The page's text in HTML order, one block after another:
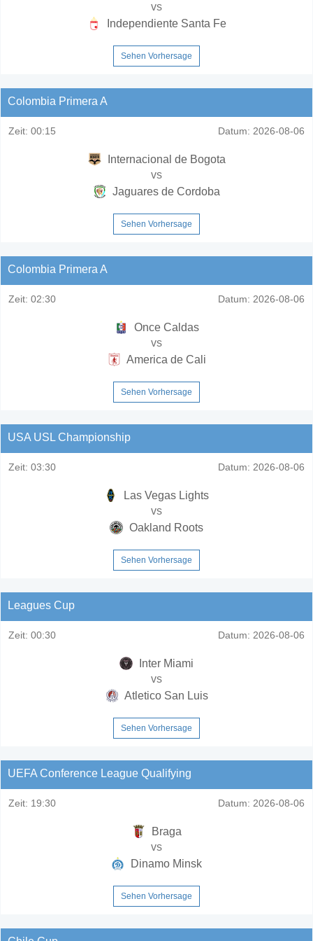
vs
Independiente Santa Fe
Sehen Vorhersage
Colombia Primera A
Zeit: 00:15 Datum: 2026-08-06
Internacional de Bogota
vs
Jaguares de Cordoba
Sehen Vorhersage
Colombia Primera A
Zeit: 02:30 Datum: 2026-08-06
Once Caldas
vs
America de Cali
Sehen Vorhersage
USA USL Championship
Zeit: 03:30 Datum: 2026-08-06
Las Vegas Lights
vs
Oakland Roots
Sehen Vorhersage
Leagues Cup
Zeit: 00:30 Datum: 2026-08-06
Inter Miami
vs
Atletico San Luis
Sehen Vorhersage
UEFA Conference League Qualifying
Zeit: 19:30 Datum: 2026-08-06
Braga
vs
Dinamo Minsk
Sehen Vorhersage